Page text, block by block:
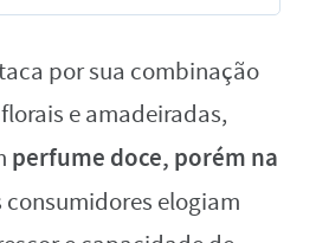
por sua combinação
e amadeiradas,
perfume doce, porém na
consumidores elogiam